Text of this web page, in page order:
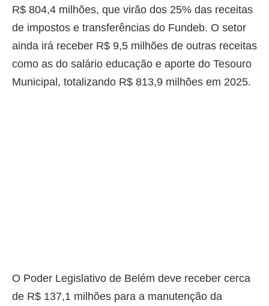
R$ 804,4 milhões, que virão dos 25% das receitas
de impostos e transferências do Fundeb. O setor
ainda irá receber R$ 9,5 milhões de outras receitas
como as do salário educação e aporte do Tesouro
Municipal, totalizando R$ 813,9 milhões em 2025.
O Poder Legislativo de Belém deve receber cerca
de R$ 137,1 milhões para a manutenção da